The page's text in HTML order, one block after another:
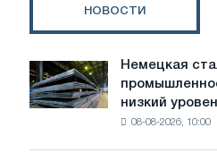
майбутнє
НОВОСТИ
Немецкая
сталелитейная
промышленность
предупреждает:
Немецкая
низкий
08-08-2026, 10:00